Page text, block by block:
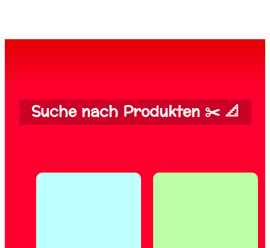
Suche nach Produkten ✂️ 📐